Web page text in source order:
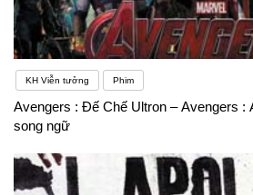
KH Viễn tưởng Phim
Avengers : Đế Chế Ultron – Avengers :
song ngữ